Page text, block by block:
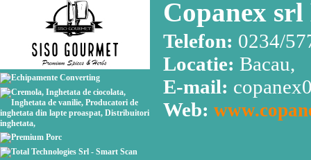
Copanex srl
Telefon: 0234/
Locatie: Bacau,
E-mail:
Web: